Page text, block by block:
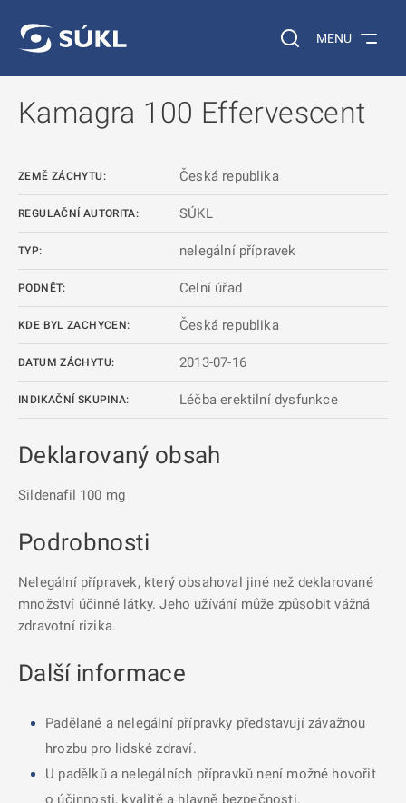
Vyhledávání na
MENU
Kamagra 100 Effervescent
ZEMĚ ZÁCHYTU: Česká republika
REGULAČNÍ AUTORITA: SÚKL
TYP: nelegální přípravek
PODNĚT: Celní úřad
KDE BYL ZACHYCEN: Česká republika
DATUM ZÁCHYTU: 2013-07-16
INDIKAČNÍ SKUPINA: Léčba erektilní dysfunkce
Deklarovaný obsah
Sildenafil 100 mg
Podrobnosti
Nelegální přípravek, který obsahoval jiné než deklarované
množství účinné látky. Jeho užívání může způsobit vážná
zdravotní rizika.
Další informace
Padělané a nelegální přípravky představují závažnou
hrozbu pro lidské zdraví.
U padělků a nelegálních přípravků není možné hovořit
o účinnosti, kvalitě a hlavně bezpečnosti.